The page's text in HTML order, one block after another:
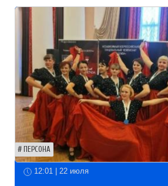
ПЕРСОНА
12:01 | 22 июля